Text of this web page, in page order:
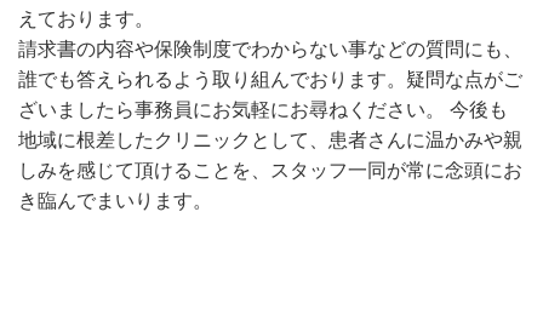
えております。
請求書の内容や保険制度でわからない事などの質問にも、
誰でも答えられるよう取り組んでおります。疑問な点がご
ざいましたら事務員にお気軽にお尋ねください。 今後も
地域に根差したクリニックとして、患者さんに温かみや親
しみを感じて頂けることを、スタッフ一同が常に念頭にお
き臨んでまいります。